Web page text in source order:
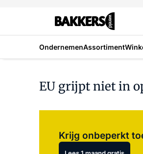
OndernemenAssortiment
EU grijpt niet in
Krijg onbeperkt